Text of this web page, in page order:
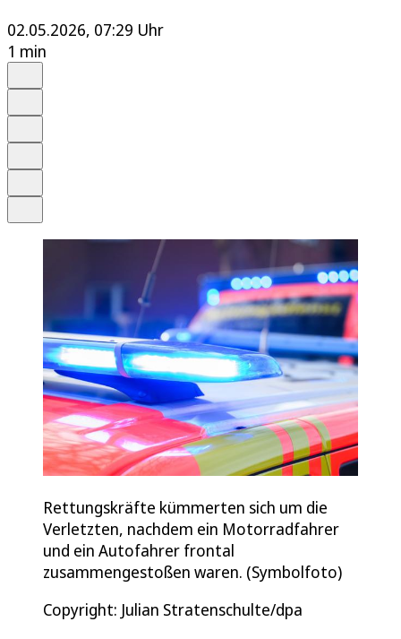
02.05.2026, 07:29 Uhr
1 min
Rettungskräfte kümmerten sich um die
Verletzten, nachdem ein Motorradfahrer
und ein Autofahrer frontal
zusammengestoßen waren. (Symbolfoto)
Copyright: Julian Stratenschulte/dpa